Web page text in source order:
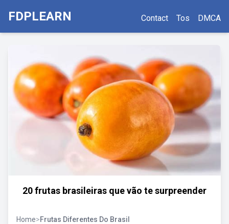
FDPLEARN Contact Tos DMCA
20 frutas brasileiras que vão te surpreender
Home>Frutas Diferentes Do Brasil